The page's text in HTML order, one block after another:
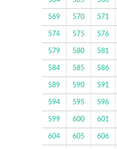
569 570 571
574 575 576
579 580 581
584 585 586
589 590 591
594 595 596
599 600 601
604 605 606